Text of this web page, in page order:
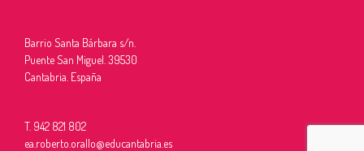
Barrio Santa Bárbara s/n.
Puente San Miguel. 39530
Cantabria. España
T. 942 821 802
ea.roberto.orallo@educantabria.es